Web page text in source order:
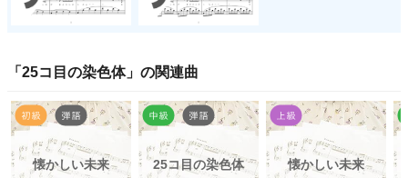
「 25コ目の染色体」の関連曲
懐かしい未来
25コ目の染色体
懐かしい未来